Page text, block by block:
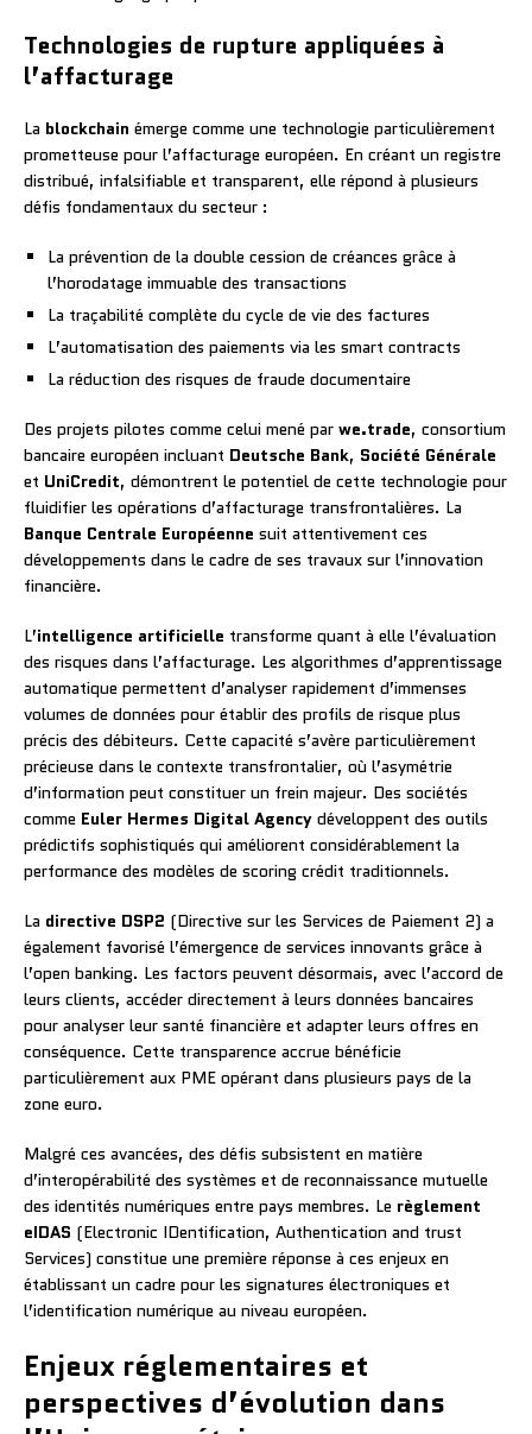
Technologies de rupture appliquées à
l’affacturage
La blockchain émerge comme une technologie particulièrement
prometteuse pour l’affacturage européen. En créant un registre
distribué, infalsifiable et transparent, elle répond à plusieurs
défis fondamentaux du secteur :
La prévention de la double cession de créances grâce à
l’horodatage immuable des transactions
La traçabilité complète du cycle de vie des factures
L’automatisation des paiements via les smart contracts
La réduction des risques de fraude documentaire
Des projets pilotes comme celui mené par we.trade, consortium
bancaire européen incluant Deutsche Bank, Société Générale
et UniCredit, démontrent le potentiel de cette technologie pour
fluidifier les opérations d’affacturage transfrontalières. La
Banque Centrale Européenne suit attentivement ces
développements dans le cadre de ses travaux sur l’innovation
financière.
L’intelligence artificielle transforme quant à elle l’évaluation
des risques dans l’affacturage. Les algorithmes d’apprentissage
automatique permettent d’analyser rapidement d’immenses
volumes de données pour établir des profils de risque plus
précis des débiteurs. Cette capacité s’avère particulièrement
précieuse dans le contexte transfrontalier, où l’asymétrie
d’information peut constituer un frein majeur. Des sociétés
comme Euler Hermes Digital Agency développent des outils
prédictifs sophistiqués qui améliorent considérablement la
performance des modèles de scoring crédit traditionnels.
La directive DSP2 (Directive sur les Services de Paiement 2) a
également favorisé l’émergence de services innovants grâce à
l’open banking. Les factors peuvent désormais, avec l’accord de
leurs clients, accéder directement à leurs données bancaires
pour analyser leur santé financière et adapter leurs offres en
conséquence. Cette transparence accrue bénéficie
particulièrement aux PME opérant dans plusieurs pays de la
zone euro.
Malgré ces avancées, des défis subsistent en matière
d’interopérabilité des systèmes et de reconnaissance mutuelle
des identités numériques entre pays membres. Le règlement
eIDAS (Electronic IDentification, Authentication and trust
Services) constitue une première réponse à ces enjeux en
établissant un cadre pour les signatures électroniques et
l’identification numérique au niveau européen.
Enjeux réglementaires et
perspectives d’évolution dans